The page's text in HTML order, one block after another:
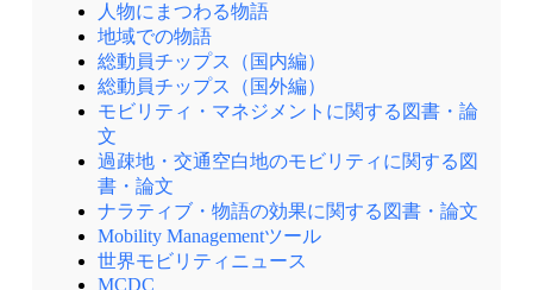
人物にまつわる物語
地域での物語
総動員チップス（国内編）
総動員チップス（国外編）
モビリティ・マネジメントに関する図書・論
文
過疎地・交通空白地のモビリティに関する図
書・論文
ナラティブ・物語の効果に関する図書・論文
Mobility Managementツール
世界モビリティニュース
MCDC